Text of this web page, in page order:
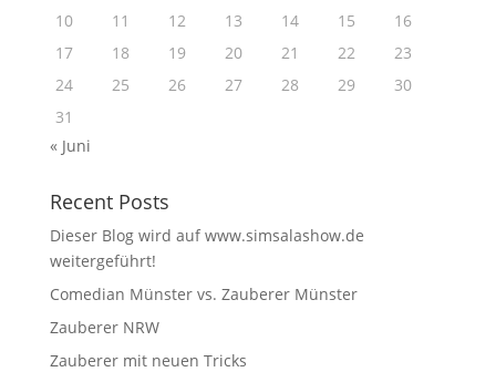
10
11 12 13 14 15
16
17
18 19 20 21 22
23
24
25 26 27 28 29
30
31
« Juni
Recent Posts
Dieser Blog wird auf www.simsalashow.de
weitergeführt!
Comedian Münster vs. Zauberer Münster
Zauberer NRW
Zauberer mit neuen Tricks